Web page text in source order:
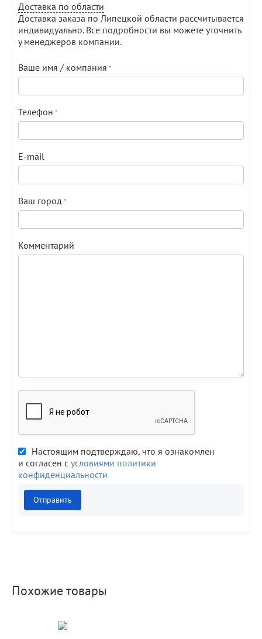
Доставка по области
Доставка заказа по Липецкой области рассчитывается
индивидуально. Все подробности вы можете уточнить
у менеджеров компании.
Ваше имя / компания
Телефон
E-mail
Ваш город
Комментарий
Настоящим подтверждаю, что я ознакомлен
и согласен с условиями политики
конфиденциальности
Отправить
Похожие товары